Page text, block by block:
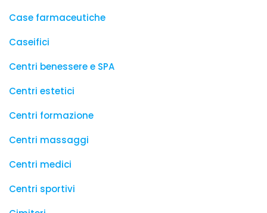
Case farmaceutiche
Caseifici
Centri benessere e SPA
Centri estetici
Centri formazione
Centri massaggi
Centri medici
Centri sportivi